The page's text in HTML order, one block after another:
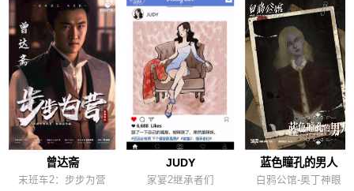
曾达斋
末班车2：步步为营
JUDY
家宴2继承者们
蓝色瞳孔的男人
白鸦公馆-奥丁神眼